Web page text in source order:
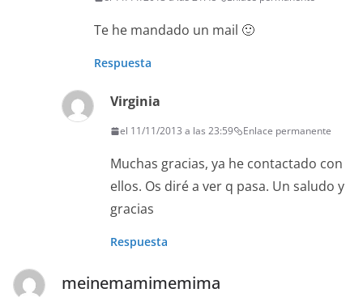
Te he mandado un mail 🙂
Respuesta
Virginia
el 11/11/2013 a las 23:59 Enlace permanente
Muchas gracias, ya he contactado con
ellos. Os diré a ver q pasa. Un saludo y
gracias
Respuesta
meinemamimemima